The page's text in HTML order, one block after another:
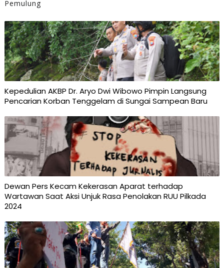
Pemulung
Kepedulian AKBP Dr. Aryo Dwi Wibowo Pimpin Langsung
Pencarian Korban Tenggelam di Sungai Sampean Baru
Dewan Pers Kecam Kekerasan Aparat terhadap
Wartawan Saat Aksi Unjuk Rasa Penolakan RUU Pilkada
2024